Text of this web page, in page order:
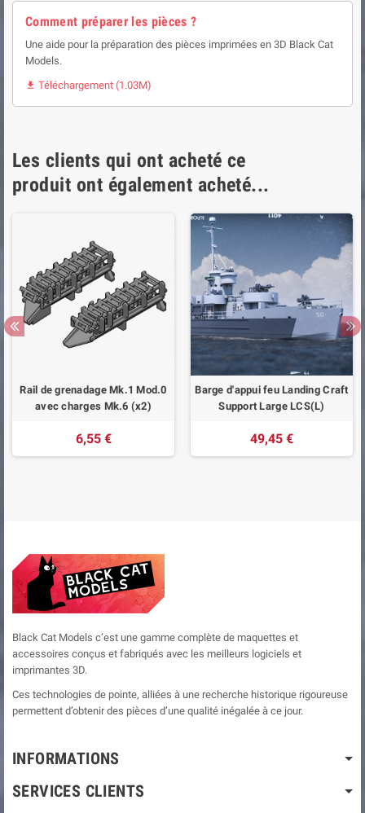
Comment préparer les pièces ?
Une aide pour la préparation des pièces imprimées en 3D Black Cat
Models.
 Téléchargement (1.03M)
Les clients qui ont acheté ce
produit ont également acheté...
Rail de grenadage Mk.1 Mod.0
avec charges Mk.6 (x2)
6,55 €
Barge d'appui feu Landing Craft
Support Large LCS(L)
49,45 €
Black Cat Models c’est une gamme complète de maquettes et
accessoires conçus et fabriqués avec les meilleurs logiciels et
imprimantes 3D.
Ces technologies de pointe, alliées à une recherche historique rigoureuse
permettent d’obtenir des pièces d’une qualité inégalée à ce jour.
INFORMATIONS
SERVICES CLIENTS